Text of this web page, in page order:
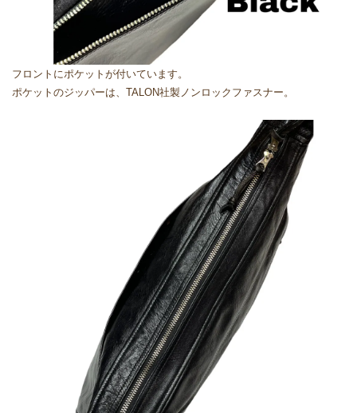
フロントにポケットが付いています。
ポケットのジッパーは、TALON社製ノンロックファスナー。